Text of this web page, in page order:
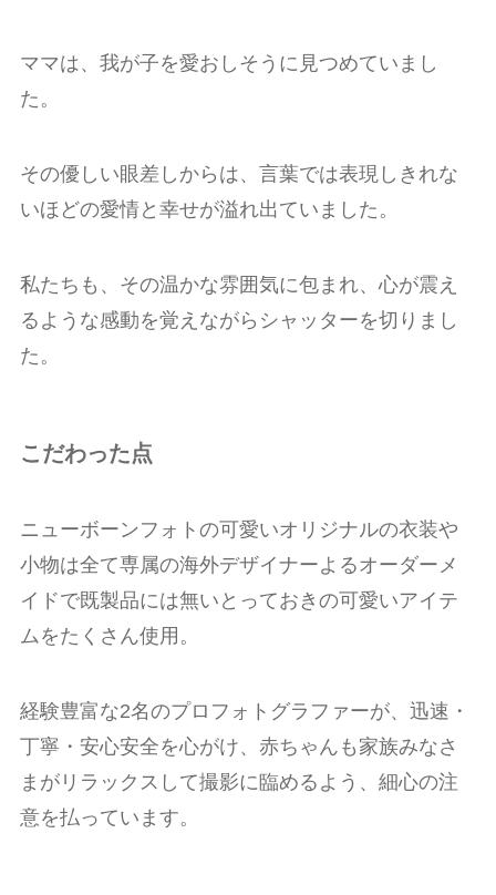
ママは、我が子を愛おしそうに見つめていまし
た。
その優しい眼差しからは、言葉では表現しきれな
いほどの愛情と幸せが溢れ出ていました。
私たちも、その温かな雰囲気に包まれ、心が震え
るような感動を覚えながらシャッターを切りまし
た。
こだわった点
ニューボーンフォトの可愛いオリジナルの衣装や
小物は全て専属の海外デザイナーよるオーダーメ
イドで既製品には無いとっておきの可愛いアイテ
ムをたくさん使用。
経験豊富な2名のプロフォトグラファーが、迅速・
丁寧・安心安全を心がけ、赤ちゃんも家族みなさ
まがリラックスして撮影に臨めるよう、細心の注
意を払っています。